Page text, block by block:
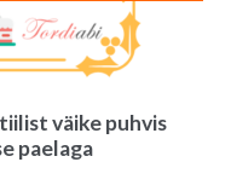
väike puhvis
paelaga